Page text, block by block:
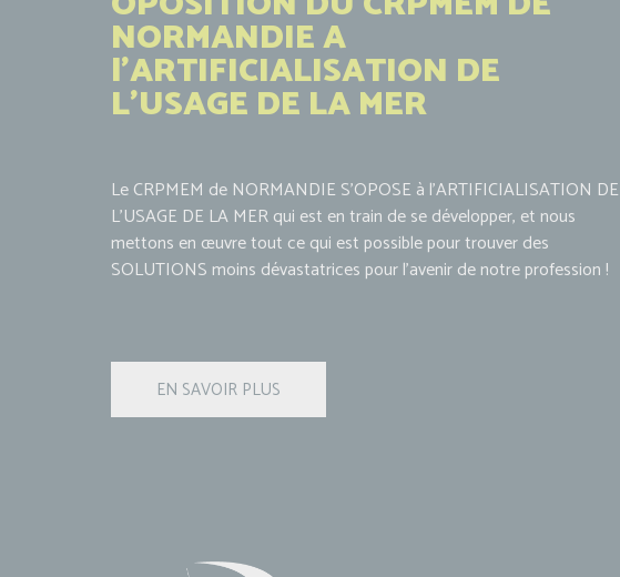
NORMANDIE A
l'ARTIFICIALISATION DE
L'USAGE DE LA MER
Le CRPMEM de NORMANDIE S'OPOSE à l'ARTIFICIALISATION DE
L'USAGE DE LA MER qui est en train de se développer, et nous
mettons en œuvre tout ce qui est possible pour trouver des
SOLUTIONS moins dévastatrices pour l'avenir de notre profession !